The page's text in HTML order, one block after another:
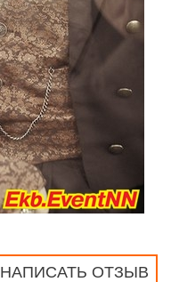
НАПИСАТЬ ОТЗЫВ